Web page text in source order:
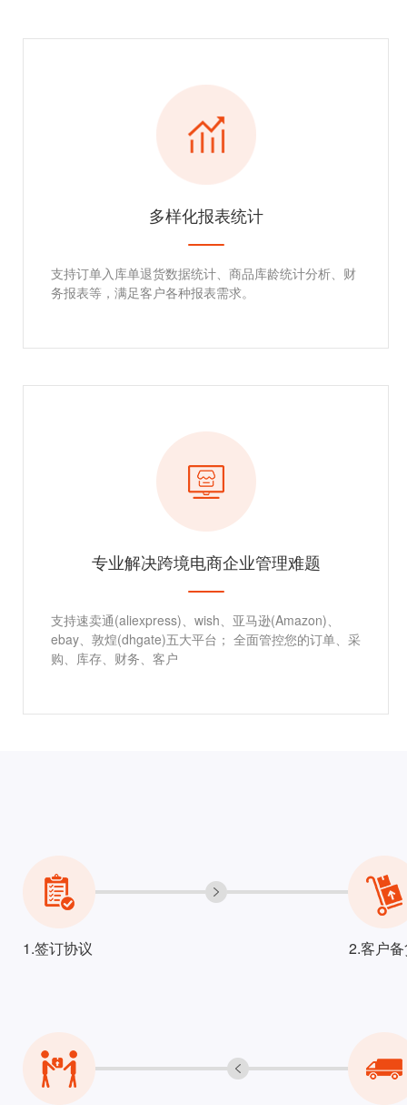
多样化报表统计
支持订单入库单退货数据统计、商品库龄统计分析、财
务报表等，满足客户各种报表需求。
专业解决跨境电商企业管理难题
支持速卖通(aliexpress)、wish、亚马逊(Amazon)、
ebay、敦煌(dhgate)五大平台； 全面管控您的订单、采
购、库存、财务、客户
1.签订协议 2.客户